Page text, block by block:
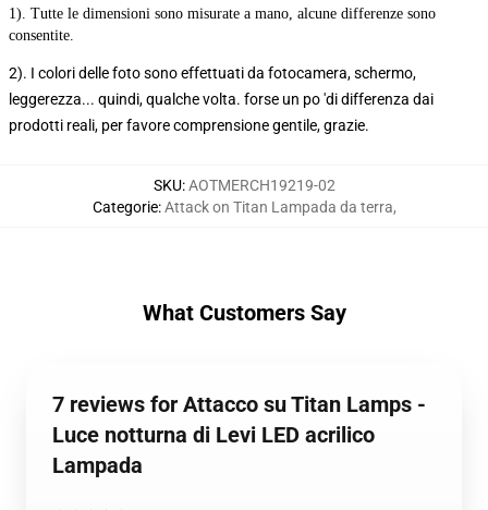
1). Tutte le dimensioni sono misurate a mano, alcune differenze sono
consentite.
2). I colori delle foto sono effettuati da fotocamera, schermo,
leggerezza... quindi, qualche volta. forse un po 'di differenza dai
prodotti reali, per favore comprensione gentile, grazie.
SKU:AOTMERCH19219-02
Categorie:Attack on Titan Lampada da terra,
What Customers Say
7 reviews for Attacco su Titan Lamps -
Luce notturna di Levi LED acrilico
Lampada